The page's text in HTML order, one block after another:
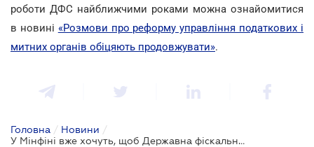
роботи ДФС найближчими роками можна ознайомитися
в новині «Розмови про реформу управління податкових і
митних органів обіцяють продовжувати».
Головна / Новини /
У Мінфіні вже хочуть, щоб Державна фіскальна служба складалася з двох юросіб